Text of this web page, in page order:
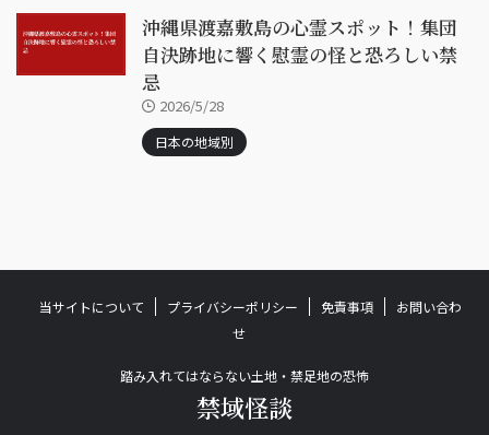
沖縄県渡嘉敷島の心霊スポット！集団
自決跡地に響く慰霊の怪と恐ろしい禁
忌
2026/5/28
日本の地域別
当サイトについて プライバシーポリシー 免責事項
お問い合わ
せ
踏み入れてはならない土地・禁足地の恐怖
禁域怪談